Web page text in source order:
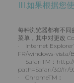
III.如果根据您
每种浏览器都有不同
菜单，其中对更改
· Internet
FR/windows-vista/
· SafariTM：
path=Safari/3.0/fr/
· ChromeTM：